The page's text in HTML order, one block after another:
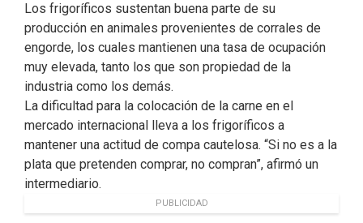
Los frigoríficos sustentan buena parte de su
producción en animales provenientes de corrales de
engorde, los cuales mantienen una tasa de ocupación
muy elevada, tanto los que son propiedad de la
industria como los demás.
La dificultad para la colocación de la carne en el
mercado internacional lleva a los frigoríficos a
mantener una actitud de compa cautelosa. “Si no es a la
plata que pretenden comprar, no compran”, afirmó un
intermediario.
PUBLICIDAD